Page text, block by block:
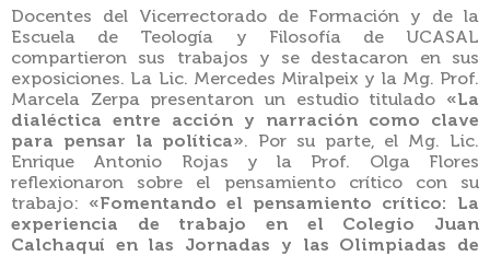
Docentes del Vicerrectorado de Formación y de la
Escuela de Teología y Filosofía de UCASAL
compartieron sus trabajos y se destacaron en sus
exposiciones. La Lic. Mercedes Miralpeix y la Mg. Prof.
Marcela Zerpa presentaron un estudio titulado «La
dialéctica entre acción y narración como clave
para pensar la política». Por su parte, el Mg. Lic.
Enrique Antonio Rojas y la Prof. Olga Flores
reflexionaron sobre el pensamiento crítico con su
trabajo: «Fomentando el pensamiento crítico: La
experiencia de trabajo en el Colegio Juan
Calchaquí en las Jornadas y las Olimpiadas de